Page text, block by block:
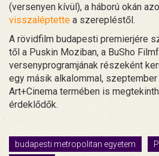
(versenyen kívül), a háború okán
visszaléptette a szerepléstől.
A rövidfilm budapesti premierjére
től a Puskin Moziban, a BuSho
versenyprogramjának részeként
egy másik alkalommal,
Art+Cinema termében is
érdeklődők.
budapesti metropolitan egyetem